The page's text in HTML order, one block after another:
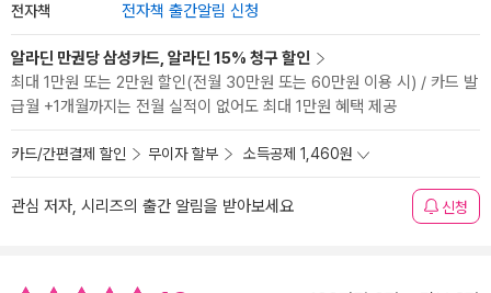
전자책 전자책 출간알림 신청
알라딘 만권당 삼성카드, 알라딘 15% 청구 할인
최대 1만원 또는 2만원 할인(전월 30만원 또는 60만원 이용 시) / 카드 발
급월 +1개월까지는 전월 실적이 없어도 최대 1만원 혜택 제공
카드/간편결제 할인 무이자 할부 소득공제 1,460원
관심 저자, 시리즈의 출간 알림을 받아보세요 신청